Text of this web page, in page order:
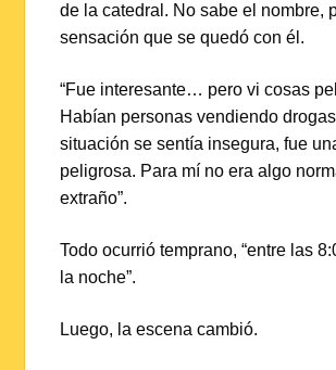
de la catedral. No sabe el nombre,
sensación que se quedó con él.
“Fue interesante… pero vi cosas
Habían personas vendiendo
situación se sentía insegura, fue
peligrosa. Para mí no era algo
extraño”.
Todo ocurrió temprano, “entre las
la noche”.
Luego, la escena cambió.